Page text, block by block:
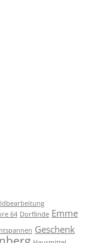
64 Dorflinde Emme
Geschenk